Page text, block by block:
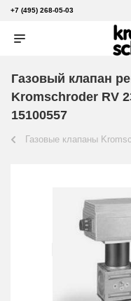
+7 (495) 268-05-03
Газовый клапан
Kromschroder RV
15100557
Газовые клапаны